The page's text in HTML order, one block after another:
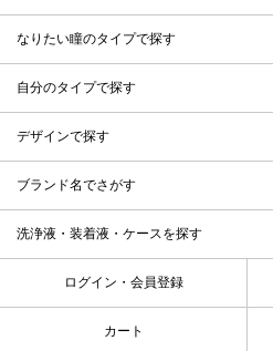
なりたい瞳のタイプで探す
自分のタイプで探す
デザインで探す
ブランド名でさがす
洗浄液・装着液・ケースを探す
ログイン・会員登録
カート